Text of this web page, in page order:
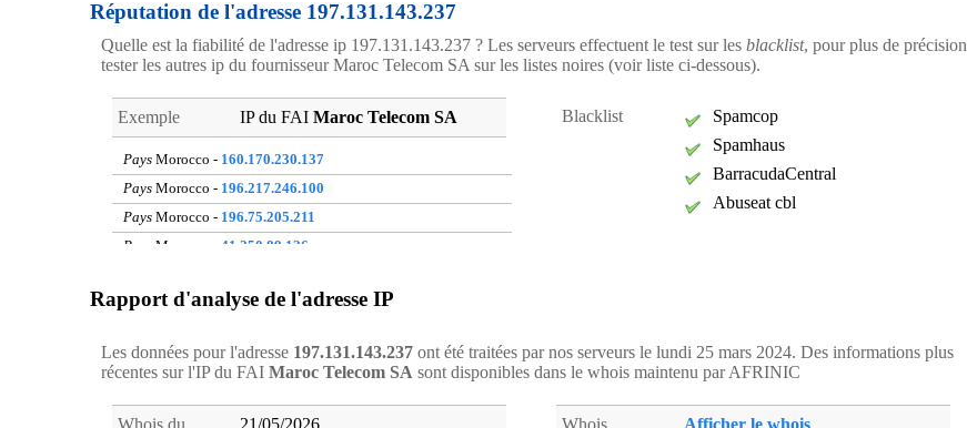
Réputation de l'adresse 197.131.143.237
Quelle est la fiabilité de l'adresse ip 197.131.143.237 ? Les serveurs effectuent le test sur les blacklist, pour plus de précision
tester les autres ip du fournisseur Maroc Telecom SA sur les listes noires (voir liste ci-dessous).
Exemple IP du FAI Maroc Telecom SA
Pays Morocco - 160.170.230.137
Pays Morocco - 196.217.246.100
Pays Morocco - 196.75.205.211
Pays Morocco -
41.250.89.126
PaysMorocco -196.217.90.158
PaysMorocco -41.248.196.33
PaysMorocco - 197.128.82.219
Blacklist
Spamcop
Spamhaus
BarracudaCentral
Abuseat cbl
Rapport d'analyse de l'adresse IP
Les données pour l'adresse 197.131.143.237 ont été traitées par nos serveurs le lundi 25 mars 2024. Des informations plus
récentes sur l'IP du FAI Maroc Telecom SA sont disponibles dans le whois maintenu par AFRINIC